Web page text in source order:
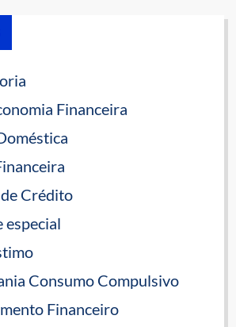
Financeira
Crédito
especial
Consumo Compulsivo
Financeiro